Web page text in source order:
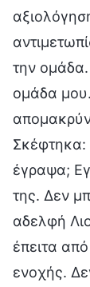
την
ομάδα
έγραψα;
της. Δεν
αδελφή
έπειτα
ενοχής.